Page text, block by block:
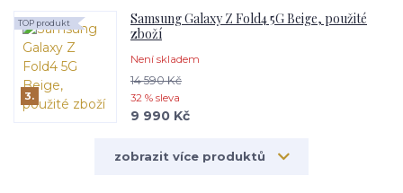
3.
Samsung Galaxy Z Fold4 5G Beige, použité
zboží
Není skladem
TOP produkt
14 590 Kč
32 % sleva
9 990 Kč
zobrazit více produktů